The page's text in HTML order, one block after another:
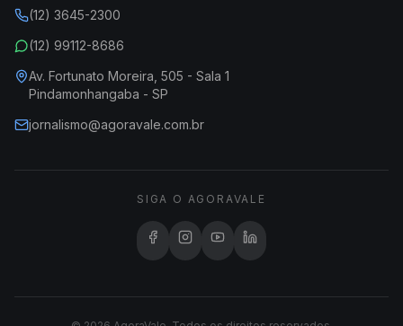
(12) 3645-2300
(12) 99112-8686
Av. Fortunato Moreira, 505 - Sala 1
Pindamonhangaba - SP
jornalismo@agoravale.com.br
SIGA O AGORAVALE